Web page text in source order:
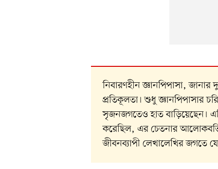
নিবারণহীন জ্ঞানপিপাসা, জানার
প্রতিকূলতা। শুধু জ্ঞানপিপাসার
সৃজনজগতেও হাত বাড়িয়েছেন।
করেছিল, এর চেতনার
জীবনব্যাপী লেখালেখির জগতে